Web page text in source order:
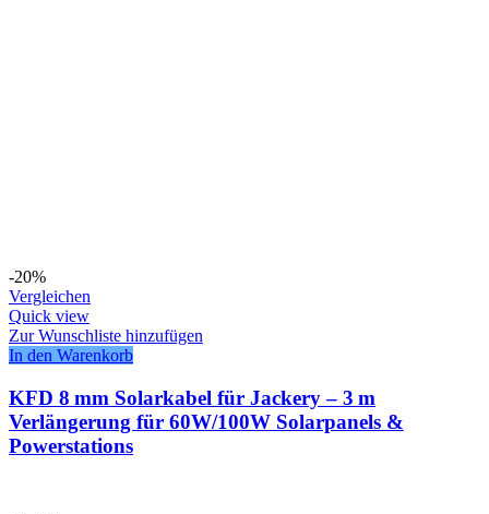
-20%
Vergleichen
Quick view
Zur Wunschliste hinzufügen
In den Warenkorb
KFD 8 mm Solarkabel für Jackery – 3 m
Verlängerung für 60W/100W Solarpanels &
Powerstations